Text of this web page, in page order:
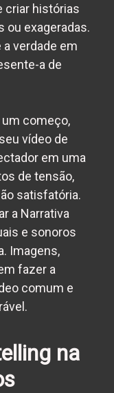
criar histórias
ou exageradas.
verdade em
a de
começo,
vídeo de
em uma
de tensão,
satisfatória.
a Narrativa
e sonoros
Imagens,
fazer a
comum e
na